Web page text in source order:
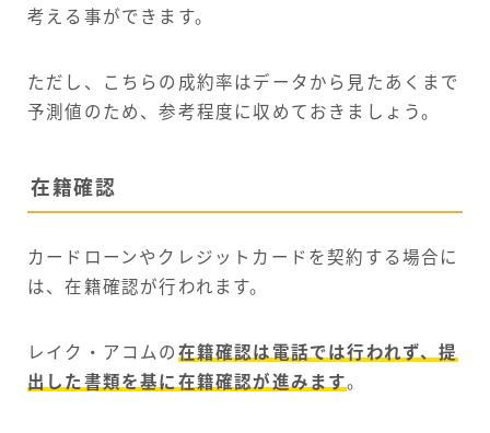
考える事ができます。
ただし、こちらの成約率はデータから見たあくまで
予測値のため、参考程度に収めておきましょう。
在籍確認
カードローンやクレジットカードを契約する場合に
は、在籍確認が行われます。
レイク・アコムの 在籍確認は電話では行われず、提
出した書類を基に在籍確認が進みます。